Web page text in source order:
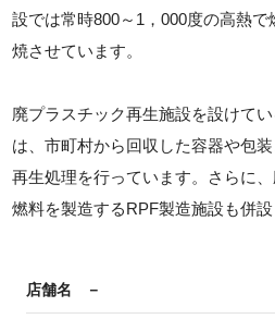
設では常時800～1，000度の高熱
焼させています。
廃プラスチック再生施設を設けて
は、市町村から回収した容器や包
再生処理を行っています。さらに
燃料を製造するRPF製造施設も併設
店舗名 －